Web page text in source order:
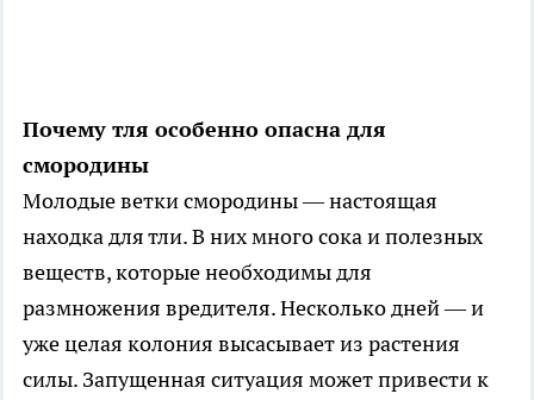
Почему тля особенно опасна для
смородины
Молодые ветки смородины — настоящая
находка для тли. В них много сока и полезных
веществ, которые необходимы для
размножения вредителя. Несколько дней — и
уже целая колония высасывает из растения
силы. Запущенная ситуация может привести к